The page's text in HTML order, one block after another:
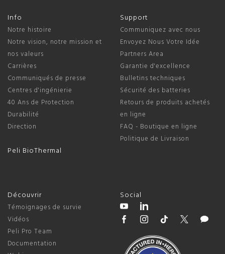
Info
Notre histoire
Notre vision, notre mission et
nos valeurs
Carrières
Communiqués de presse
Centres d'ingénierie
40 Ans de Protection
Durabilité
Direction
Peli BioThermal
Support
Communiquez avec nous
Envoyez Nous Votre Idée
Partners Area
Garantie d'excellence
Bulletins techniques
Sécurité des batteries
Retours de produits achetés
en ligne
FAQ - Boutique en ligne
Politique de Livraison
Découvrir
Témoignages de survie
Vidéos
Peli Pro Team
Documentation
Social